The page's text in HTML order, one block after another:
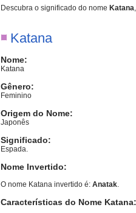
Descubra o significado do nome Katana
Katana
Nome:
Katana
Gênero:
Feminino
Origem do Nome:
Japonês
Significado:
Espada.
Nome Invertido:
O nome Katana invertido é: Anatak.
Características do Nome Katana: